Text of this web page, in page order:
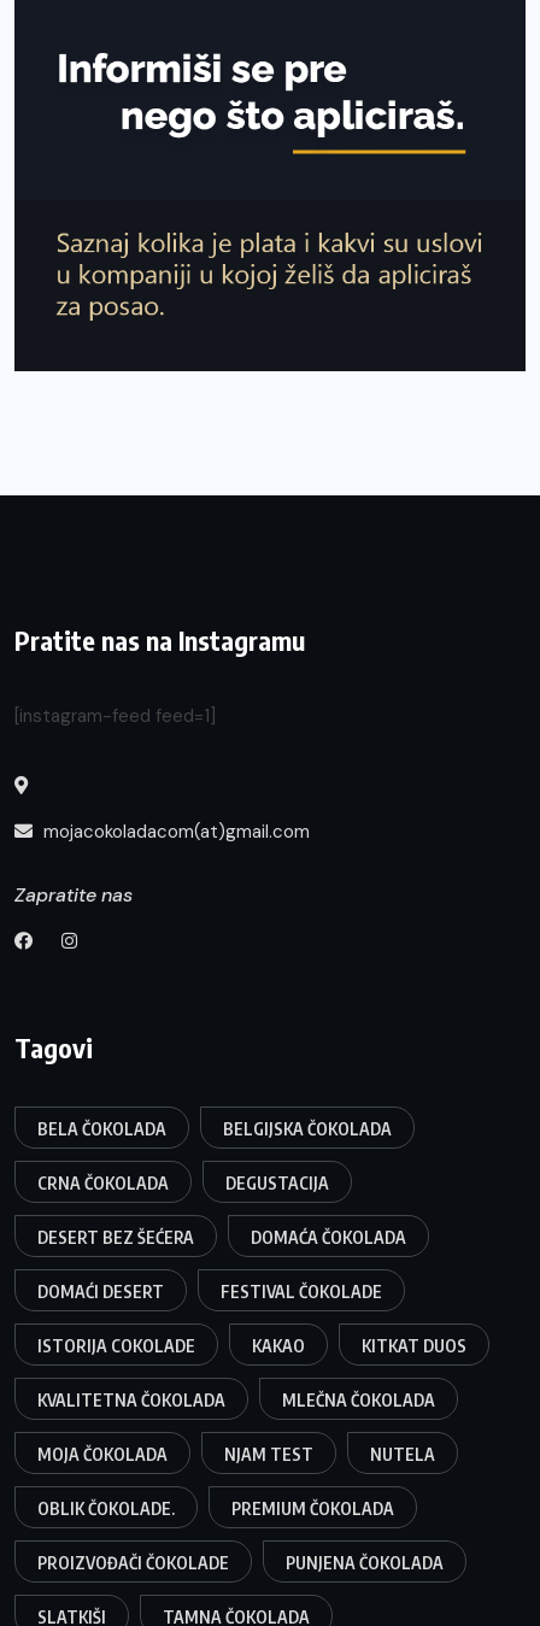
Pratite nas na Instagramu
[instagram-feed feed=1]
mojacokoladacom(at)gmail.com
Zapratite nas
Tagovi
BELA ČOKOLADA BELGIJSKA ČOKOLADA
CRNA ČOKOLADA DEGUSTACIJA
DESERT BEZ ŠEĆERA DOMAĆA ČOKOLADA
DOMAĆI DESERT FESTIVAL ČOKOLADE
ISTORIJA COKOLADE KAKAO KITKAT DUOS
KVALITETNA ČOKOLADA MLEČNA ČOKOLADA
MOJA ČOKOLADA NJAM TEST NUTELA
OBLIK ČOKOLADE. PREMIUM ČOKOLADA
PROIZVOĐAČI ČOKOLADE PUNJENA ČOKOLADA
SLATKIŠI TAMNA ČOKOLADA